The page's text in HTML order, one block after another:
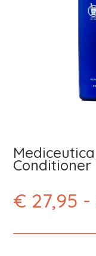
Conditioner
€ 27,95 -